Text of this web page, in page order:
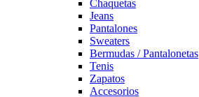
Chaquetas
Jeans
Pantalones
Sweaters
Bermudas / Pantalonetas
Tenis
Zapatos
Accesorios